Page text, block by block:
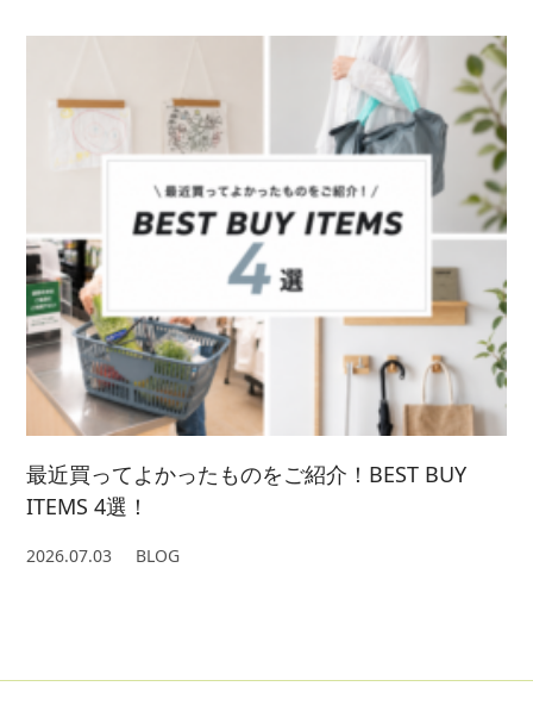
最近買ってよかったものをご紹介！BEST BUY
ITEMS 4選！
2026.07.03 BLOG